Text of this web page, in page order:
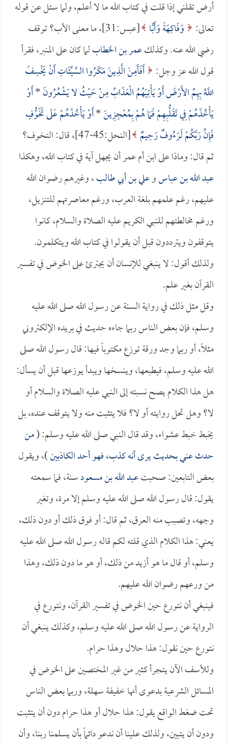
أرض تقلني إذا قلت في كتاب الله ما لا أعلم، ولما سئل عن قوله
تعالى:
وَفَاكِهَةً وَأَبًّا
[عبس:31]، ما معنى الأب؟ توقف
رضي الله عنه. وكذلكعمر بن الخطابلما كان على المنبر، فقرأ
قول الله عز وجل: أَفَأَمِنَ الَّذِينَ مَكَرُوا السَّيِّئَاتِ أَنْ يَخْسِفَ
اللَّهُ بِهِمُ الأَرْضَ أَوْ يَأْتِيَهُمُ الْعَذَابُ مِنْ حَيْثُ لا يَشْعُرُونَ*أَوْ
يَأْخُذَهُمْ فِي تَقَلُّبِهِمْ فَمَا هُمْ بِمُعْجِزِينَ*أَوْ يَأْخُذَهُمْ عَلَى تَخَوُّفٍ
فَإِنَّ رَبَّكُمْ لَرَءُوفٌ رَحِيمٌ
[النحل:45-47]، قال: التخوف؟
ثم قال: وماذا على ابن أم عمر أن يجهل آية في كتاب الله، وهكذا
عبد الله بن عباسوعلي بن أبي طالب، وغيرهم رضوان الله
عليهم، رغم علمهم بلغة العرب، ورغم معاصرتهم للتنزيل،
ورغم مخالطتهم للنبي الكريم عليه الصلاة والسلام، كانوا
يتوقفون ويترددون قبل أن يقولوا في كتاب الله ويتكلمون.
ولذلك أقول: لا ينبغي للإنسان أن يجترئ على الخوض في تفسير
القرآن بغير علم.
وقل مثل ذلك في رواية السنة عن رسول الله صلى الله عليه
وسلم، فإن بعض الناس ربما جاءه حديث في بريده الإلكتروني
مثلاً، أو ربما وجد ورقة توزع مكتوباً فيها: قال رسول الله صلى
الله عليه وسلم، فيطبعها، وينسخها ويبدأ يوزعها قبل أن يسأل:
هل هذا الكلام يصح نسبته إلى النبي عليه الصلاة والسلام أو
لا؟ وهل تحل روايته أو لا؟ فلا يتثبت منه ولا يتوقف عنده، بل
يخبط خبط عشواء، وقد قال النبي صلى الله عليه وسلم: (من
حدث عني بحديث يرى أنه كذب، فهو أحد الكاذبين)، ويقول
بعض التابعين: صحبتعبد الله بن مسعودسنة، فما سمعته
يقول: قال رسول الله صلى الله عليه وسلم إلا مرة، وتغير
وجهه، وتصبب منه العرق، ثم قال: أو فوق ذلك أو دون ذلك،
يعني: هذا الكلام الذي قلته لكم قاله رسول الله صلى الله عليه
وسلم، أو قال ما هو أزيد من ذلك، أو هو ما دون ذلك، وهذا
من ورعهم رضوان الله عليهم.
فينبغي أن نتورع حين الخوض في تفسير القرآن، ونتورع في
الرواية عن رسول الله صلى الله عليه وسلم، وكذلك ينبغي أن
نتورع حين نقول: هذا حلال وهذا حرام.
وللأسف الآن يتجرأ كثير من غير المختصين على الخوض في
المسائل الشرعية بدعوى أنها خفيفة سهلة، وربما بعض الناس
تحت ضغط الواقع يقول: هذا حلال أو هذا حرام دون أن يتثبت
ودون أن يتبين، ولذلك علينا أن ندعو دائماً بأن يسلمنا ربنا، وأن